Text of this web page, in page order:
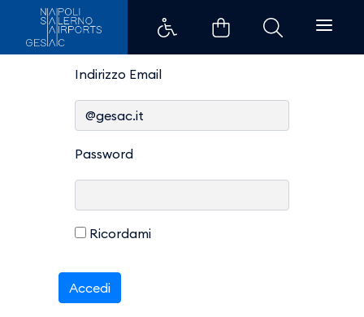
Login Area Riservata -
Login
Login
Indirizzo Email
Password
Ricordami
Accedi